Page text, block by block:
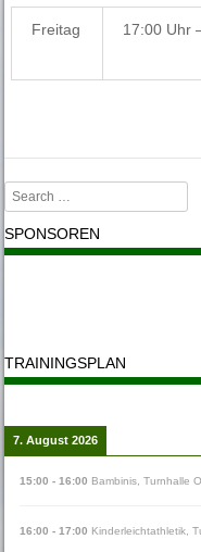
Freitag 17:00 Uhr
Search
SPONSOREN
TRAININGSPLAN
7. August 2026
15:00 -16:00 Bambinis ,Turnhalle
16:00 -17:00 Kinderleichtathletik ,